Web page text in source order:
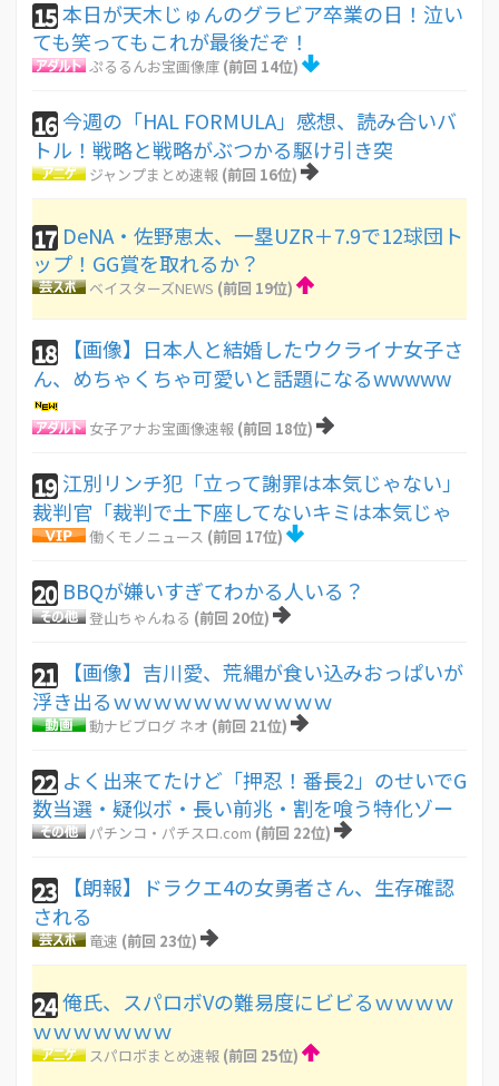
15本日が天木じゅんのグラビア卒業の日！泣い
ても笑ってもこれが最後だぞ！
ぷるるんお宝画像庫 (前回 14位)
16 今週の「HAL FORMULA」感想、読み合いバ
トル！戦略と戦略がぶつかる駆け引き突
ジャンプまとめ速報 (前回 16位)
17 DeNA・佐野恵太、一塁UZR＋7.9で12球団ト
ップ！GG賞を取れるか？
ベイスターズNEWS (前回 19位)
18
【画像】日本人と結婚したウクライナ女子さ
ん、めちゃくちゃ可愛いと話題になるwwwww
女子アナお宝画像速報 (前回 18位)
19 江別リンチ犯「立って謝罪は本気じゃない」
裁判官「裁判で土下座してないキミは本気じゃ
働くモノニュース (前回 17位)
20 BBQが嫌いすぎてわかる人いる？
登山ちゃんねる (前回 20位)
21
【画像】吉川愛、荒縄が食い込みおっぱいが
浮き出るｗｗｗｗｗｗｗｗｗｗｗ
動ナビブログ ネオ (前回 21位)
22 よく出来てたけど「押忍！番長2」のせいでG
数当選・疑似ボ・長い前兆・割を喰う特化ゾー
パチンコ・パチスロ.com (前回 22位)
23
【朗報】ドラクエ4の女勇者さん、生存確認
される
竜速 (前回 23位)
24俺氏、スパロボVの難易度にビビるｗｗｗｗ
ｗｗｗｗｗｗｗ
スパロボまとめ速報 (前回 25位)